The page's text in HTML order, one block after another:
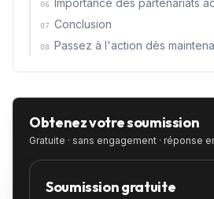
06
07 Conclusion
08 Passez à l'action dès
Obtenez votre soumission
Gratuite · sans engagement · réponse
Soumission gratuite